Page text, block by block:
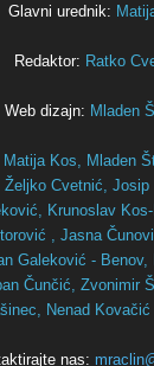
Glavni urednik:
Redaktor: Ratko
Web dizajn: Mladen
Matija Kos, Mladen
Željko Cvetnić, Josip
Krunoslav
, Jasna
Galeković - Benov,
Čunčić, Zvonimir
Nenad Kovačić
nas: